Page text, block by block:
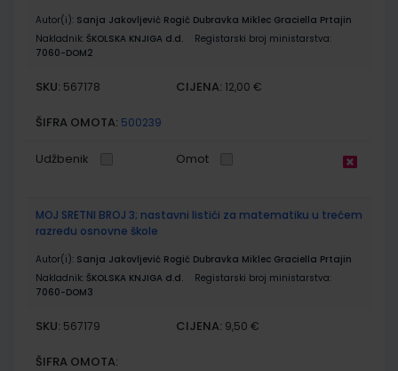
Autor(i): Sanja Jakovljević Rogić Dubravka Miklec Graciella Prtajin
Nakladnik: ŠKOLSKA KNJIGA d.d.
Registarski broj ministarstva:
7060-DOM2
SKU: 567178 CIJENA: 12,00 €
ŠIFRA OMOTA: 500239
Udžbenik Omot
MOJ SRETNI BROJ 3; nastavni listići za matematiku u trećem
razredu osnovne škole
Autor(i): Sanja Jakovljević Rogić Dubravka Miklec Graciella Prtajin
Nakladnik: ŠKOLSKA KNJIGA d.d.
Registarski broj ministarstva:
7060-DOM3
SKU: 567179 CIJENA: 9,50 €
ŠIFRA OMOTA: